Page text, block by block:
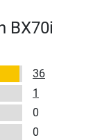
BX70i
36
1
0
0